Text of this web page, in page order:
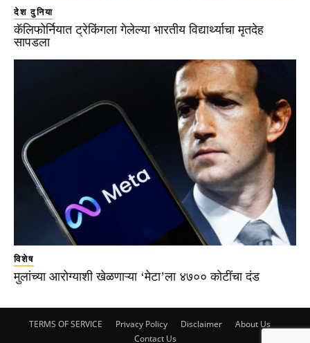
देश दुनिया
कॅलिफोर्नियात ट्रेकिंगला गेलेल्या भारतीय विद्यार्थ्याचा मृतदेह
सापडला
विशेष
मुलांच्या आरोग्याशी खेळणाऱ्या ‘मेटा’ला ४७०० कोटींचा दंड
TERMS OF SERVICE Privacy Policy Disclaimer
About Us
Contact Us